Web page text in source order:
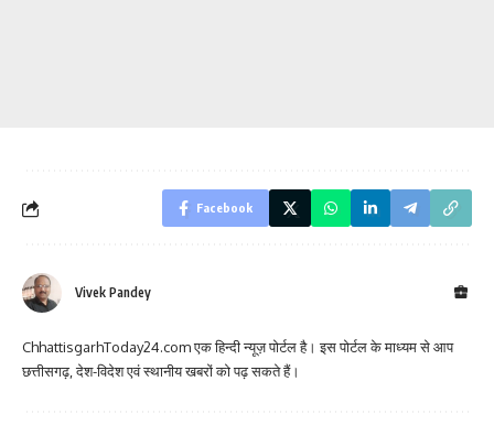
Facebook
Vivek Pandey
ChhattisgarhToday24.com एक हिन्दी न्यूज़ पोर्टल है। इस पोर्टल के माध्यम से आप
छत्तीसगढ़, देश-विदेश एवं स्थानीय खबरों को पढ़ सकते हैं।